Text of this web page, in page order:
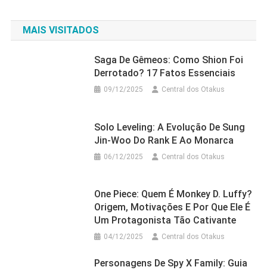
MAIS VISITADOS
Saga De Gêmeos: Como Shion Foi
Derrotado? 17 Fatos Essenciais
09/12/2025 Central dos Otakus
Solo Leveling: A Evolução De Sung
Jin-Woo Do Rank E Ao Monarca
06/12/2025 Central dos Otakus
One Piece: Quem É Monkey D. Luffy?
Origem, Motivações E Por Que Ele É
Um Protagonista Tão Cativante
04/12/2025 Central dos Otakus
Personagens De Spy X Family: Guia